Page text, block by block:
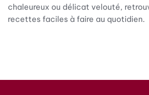
chaleureux ou délicat velouté,
recettes faciles à faire au quotidien.